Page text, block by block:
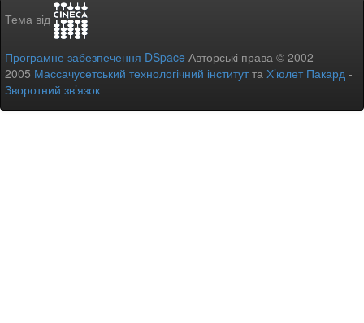
Тема від
Програмне забезпечення DSpace Авторські права © 2002-
2005 Массачусетський технологічний інститутта Х’юлет Пакард -
Зворотний зв’язок